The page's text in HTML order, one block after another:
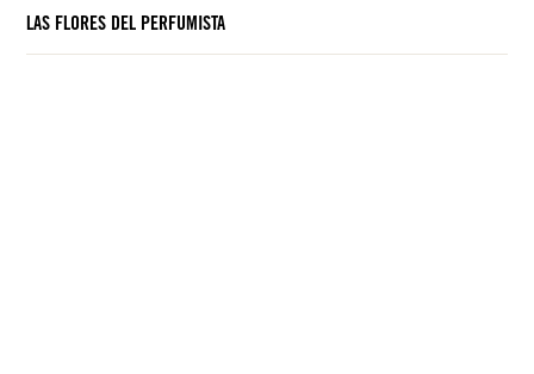
LAS FLORES DEL PERFUMISTA